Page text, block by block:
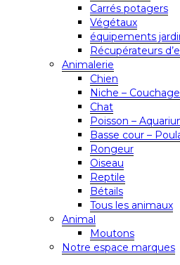
Carrés potagers
Végétaux
équipements
Récupérateurs
Animalerie
Chien
Niche –
Chat
Poisson –
Basse cour –
Rongeur
Oiseau
Reptile
Bétails
Tous les animaux
Animal
Moutons
Notre espace marques